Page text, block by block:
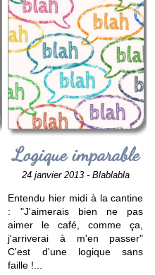
Logique imparable
24 janvier 2013 - Blablabla
Entendu hier midi à la cantine
: "J'aimerais bien ne pas
aimer le café, comme ça,
j'arriverai à m'en passer"
C'est d'une logique sans
faille !